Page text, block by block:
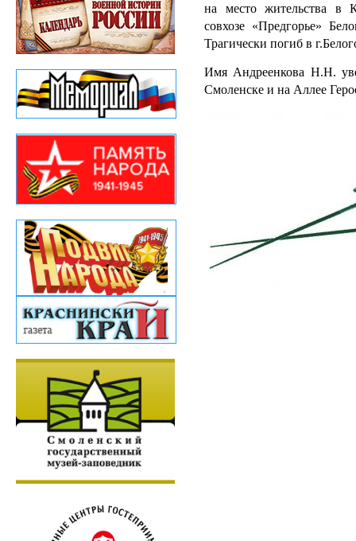
на место жительства в
совхозе «Предгорье»
Трагически погиб в
Имя Андреенкова Н.Н.
Смоленске и на Аллее